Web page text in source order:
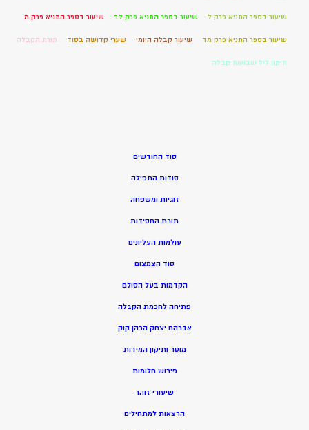
שיעור בספר התניא פרק ל שיעור בספר התניא פרק לב שיעור בספר התניא פרק מ
שיעור בספר התניא פרק מד שיעור קבלה היומי שערי קדושה בסוד תורת הקבלה
תיקון ליל שבועות קבלה
סוד החודשים
סודות התפילה
זוגיות ומשפחה
תורת החסידות
עולמות העליונים
סוד הצמצום
הקדמות בעל הסולם
פתיחה לחכמת הקבלה
אברהם יצחק הכהן קוק
מוסר ותיקון המידות
פירוש חלומות
שיעורי זוהר
הרצאות למתחילים